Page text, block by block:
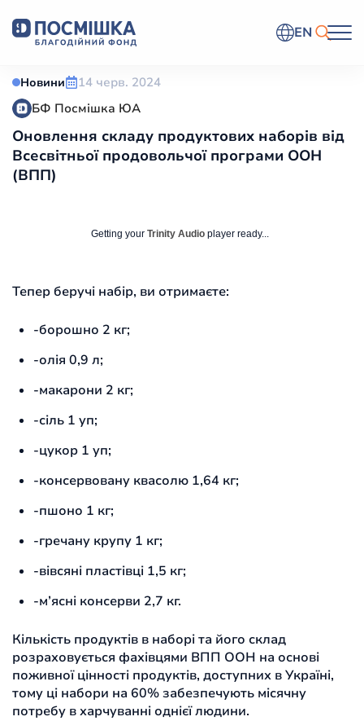
EN
Новини
14 черв. 2024
БФ Посмішка ЮА
Оновлення складу продуктових наборів від
Всесвітньої продовольчої програми ООН
(ВПП)
Getting your Trinity Audio player ready...
Тепер беручі набір, ви отримаєте:
-борошно 2 кг;
-олія 0,9 л;
-макарони 2 кг;
-сіль 1 уп;
-цукор 1 уп;
-консервовану квасолю 1,64 кг;
-пшоно 1 кг;
-гречану крупу 1 кг;
-вівсяні пластівці 1,5 кг;
-м’ясні консерви 2,7 кг.
Кількість продуктів в наборі та його склад
розраховується фахівцями ВПП ООН на основі
поживної цінності продуктів, доступних в Україні,
тому ці набори на 60% забезпечують місячну
потребу в харчуванні однієї людини.